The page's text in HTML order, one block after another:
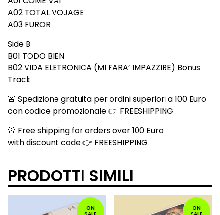
A02 TOTAL VOJAGE
A03 FUROR
Side B
B01 TODO BIEN
B02 VIDA ELETRONICA (MI FARA’ IMPAZZIRE) Bonus
Track
🚨 Spedizione gratuita per ordini superiori a 100 Euro
con codice promozionale 👉 FREESHIPPING
🚨 Free shipping for orders over 100 Euro
with discount code 👉 FREESHIPPING
PRODOTTI SIMILI
ON
ON